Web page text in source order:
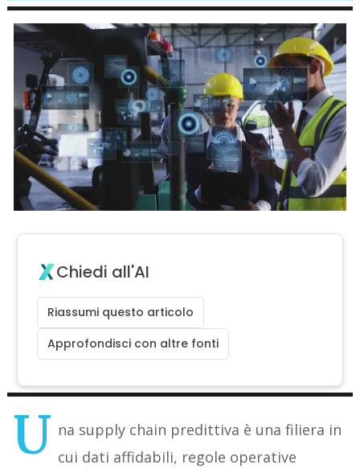
Chiedi all'AI
Riassumi questo articolo
Approfondisci con altre fonti
U na supply chain predittiva è una filiera in
cui dati affidabili, regole operative